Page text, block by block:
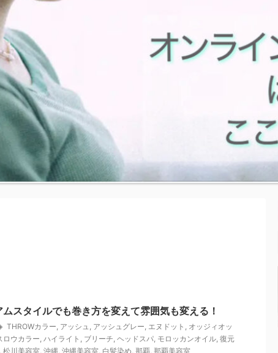
ムスタイルでも巻き方を変えて雰囲気も変える！
THROWカラー, アッシュ , アッシュグレー, エヌドット , オッジィオッ
ロウカラー, ハイライト , ブリーチ, ヘッドスパ, モロッカンオイル, 復元
, 松川美容室, 沖縄, 沖縄美容室, 白髪染め, 那覇, 那覇美容室